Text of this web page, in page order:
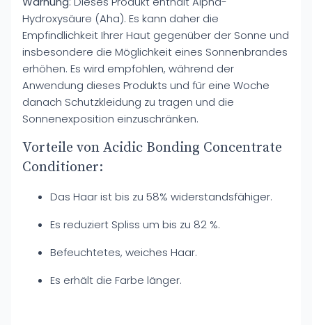
Hydroxysäure (Aha). Es kann daher die
Empfindlichkeit Ihrer Haut gegenüber der Sonne und
insbesondere die Möglichkeit eines Sonnenbrandes
erhöhen. Es wird empfohlen, während der
Anwendung dieses Produkts und für eine Woche
danach Schutzkleidung zu tragen und die
Sonnenexposition einzuschränken.
Vorteile von Acidic Bonding Concentrate
Conditioner:
Das Haar ist bis zu 58% widerstandsfähiger.
Es reduziert Spliss um bis zu 82 %.
Befeuchtetes, weiches Haar.
Es erhält die Farbe länger.